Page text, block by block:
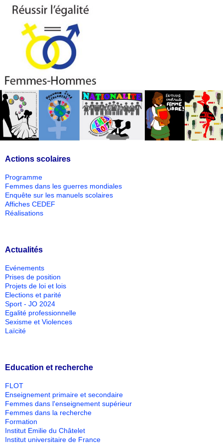
Actions scolaires
Programme
Femmes dans les guerres mondiales
Enquête sur les manuels scolaires
Affiches CEDEF
Réalisations
Actualités
Evénements
Prises de position
Projets de loi et lois
Elections et parité
Sport - JO 2024
Egalité professionnelle
Sexisme et Violences
Laïcité
Education et recherche
FLOT
Enseignement primaire et secondaire
Femmes dans l'enseignement supérieur
Femmes dans la recherche
Formation
Institut Emilie du Châtelet
Institut universitaire de France